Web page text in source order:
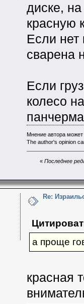
диске,
красную
Если нет
сварена
Если
колесо
Мнение автора
The author's opinion
« Последнее
Re:
а проще
красная